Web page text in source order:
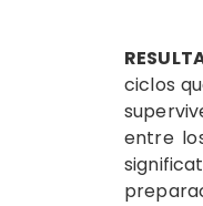
ciclos
entre